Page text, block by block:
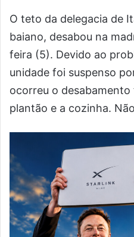
O teto da delegacia de
baiano, desabou na
feira (5). Devido ao
unidade foi suspenso
ocorreu o
plantão e a cozinha.